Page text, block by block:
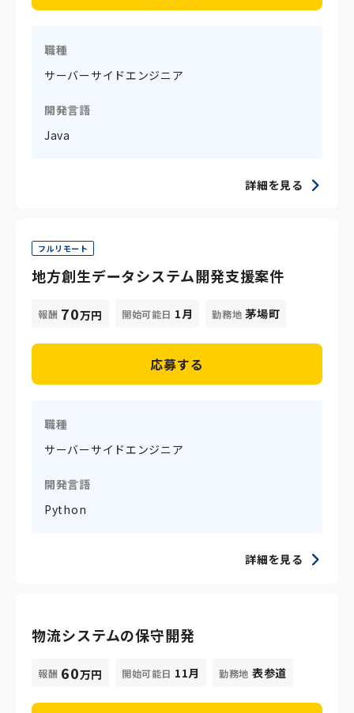
職種
サーバーサイドエンジニア
開発言語
Java
詳細を見る
フルリモート
地方創生データシステム開発支援案件
報酬 70万円 開始可能日 1月 勤務地 茅場町
応募する
職種
サーバーサイドエンジニア
開発言語
Python
詳細を見る
物流システムの保守開発
報酬 60万円 開始可能日 11月 勤務地 表参道